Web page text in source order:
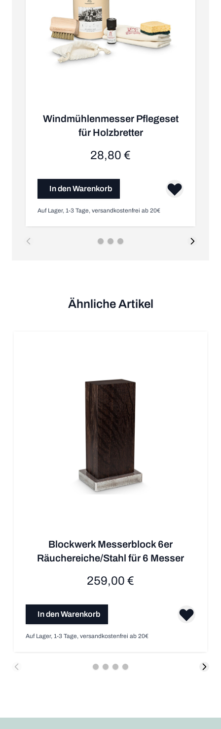
Windmühlenmesser Pflegeset
für Holzbretter
28,80 €
In den Warenkorb
Auf Lager, 1-3 Tage, versandkostenfrei ab 20€
Ähnliche Artikel
Blockwerk Messerblock 6er
Räuchereiche/Stahl für 6 Messer
259,00 €
In den Warenkorb
Auf Lager, 1-3 Tage, versandkostenfrei ab 20€